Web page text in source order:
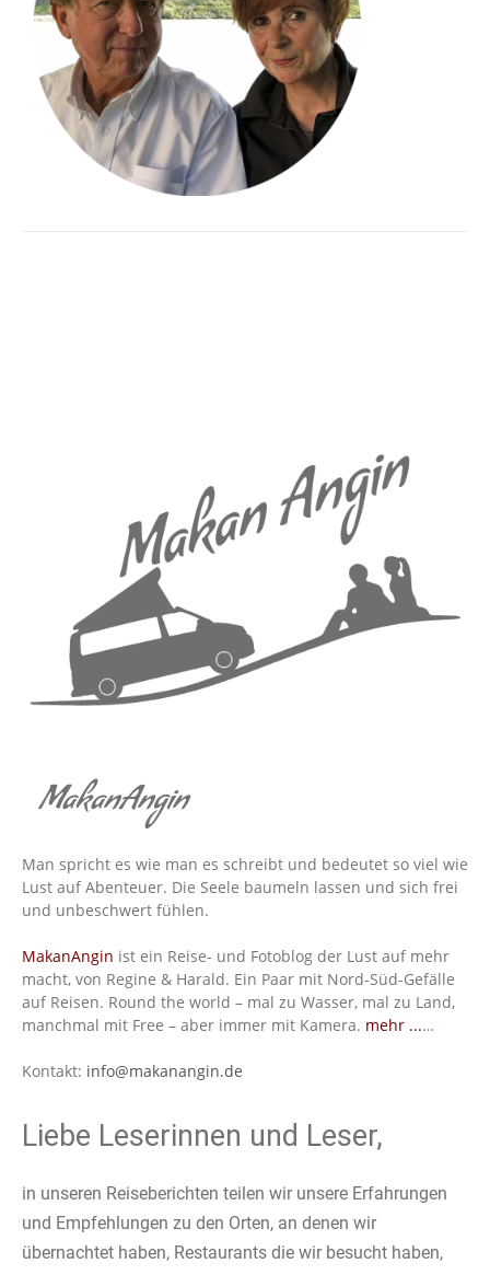
MakanAngin
Man spricht es wie man es schreibt und bedeutet so viel wie
Lust auf Abenteuer. Die Seele baumeln lassen und sich frei
und unbeschwert fühlen.
MakanAngin ist ein Reise- und Fotoblog der Lust auf mehr
macht, von Regine & Harald. Ein Paar mit Nord-Süd-Gefälle
auf Reisen. Round the world – mal zu Wasser, mal zu Land,
manchmal mit Free – aber immer mit Kamera. mehr ...…
Kontakt: info@makanangin.de
Liebe Leserinnen und Leser,
in unseren Reiseberichten teilen wir unsere Erfahrungen
und Empfehlungen zu den Orten, an denen wir
übernachtet haben, Restaurants die wir besucht haben,